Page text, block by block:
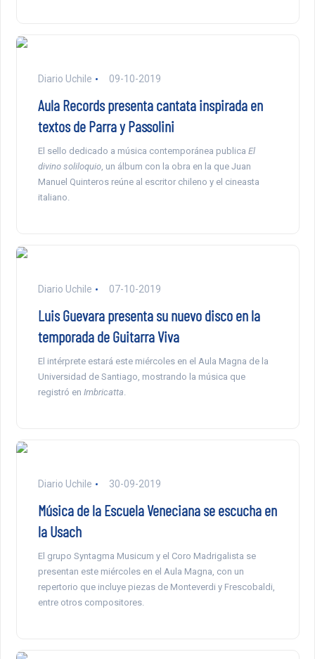
Diario Uchile 09-10-2019
Aula Records presenta cantata inspirada en
textos de Parra y Passolini
El sello dedicado a música contemporánea publica El
divino soliloquio, un álbum con la obra en la que Juan
Manuel Quinteros reúne al escritor chileno y el cineasta
italiano.
Diario Uchile 07-10-2019
Luis Guevara presenta su nuevo disco en la
temporada de Guitarra Viva
El intérprete estará este miércoles en el Aula Magna de la
Universidad de Santiago, mostrando la música que
registró en Imbricatta
Diario Uchile 30-09-2019
Música de la Escuela Veneciana se escucha en
la Usach
El grupo Syntagma Musicum y el Coro Madrigalista se
presentan este miércoles en el Aula Magna, con un
repertorio que incluye piezas de Monteverdi y Frescobaldi,
entre otros compositores.